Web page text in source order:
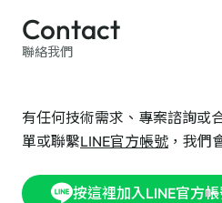
Contact
聯絡我們
有任何技術需求、專案諮詢或
單或聯繫LINE官方帳號 ，我們
按這裡加入LINE官方